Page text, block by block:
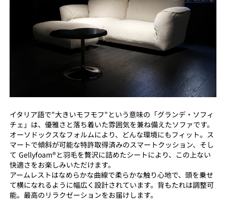
イタリア語で"大きいモフモフ"という意味の「グランデ・ソフィ
チェ」は、優雅さと落ち着いた雰囲気を兼ね備えたソファです。
オーソドックスなフォルムにより、どんな環境にもフィット。ス
マートで傾斜が可能な特許取得済みのスマートクッション、そし
て Gellyfoam®と羽毛を贅沢に詰めたシートにより、この上ない
快適さをお楽しみいただけます。
アームレストはなめらかな曲線で柔らかな触り心地で、頭を乗せ
て横になれるように幅広く設計されています。背もたれは調整可
能。最高のリラクゼーションをお届けします。